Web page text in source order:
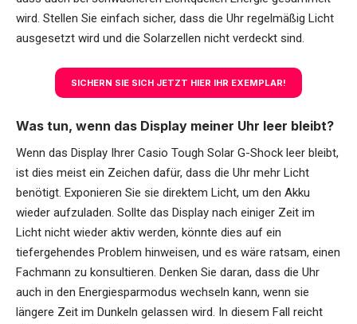
wird. Stellen Sie einfach sicher, dass die Uhr regelmäßig Licht
ausgesetzt wird und die Solarzellen nicht verdeckt sind.
SICHERN SIE SICH JETZT HIER IHR EXEMPLAR!
Was tun, wenn das Display meiner Uhr leer bleibt?
Wenn das Display Ihrer Casio Tough Solar G-Shock leer bleibt,
ist dies meist ein Zeichen dafür, dass die Uhr mehr Licht
benötigt. Exponieren Sie sie direktem Licht, um den Akku
wieder aufzuladen. Sollte das Display nach einiger Zeit im
Licht nicht wieder aktiv werden, könnte dies auf ein
tiefergehendes Problem hinweisen, und es wäre ratsam, einen
Fachmann zu konsultieren. Denken Sie daran, dass die Uhr
auch in den Energiesparmodus wechseln kann, wenn sie
längere Zeit im Dunkeln gelassen wird. In diesem Fall reicht